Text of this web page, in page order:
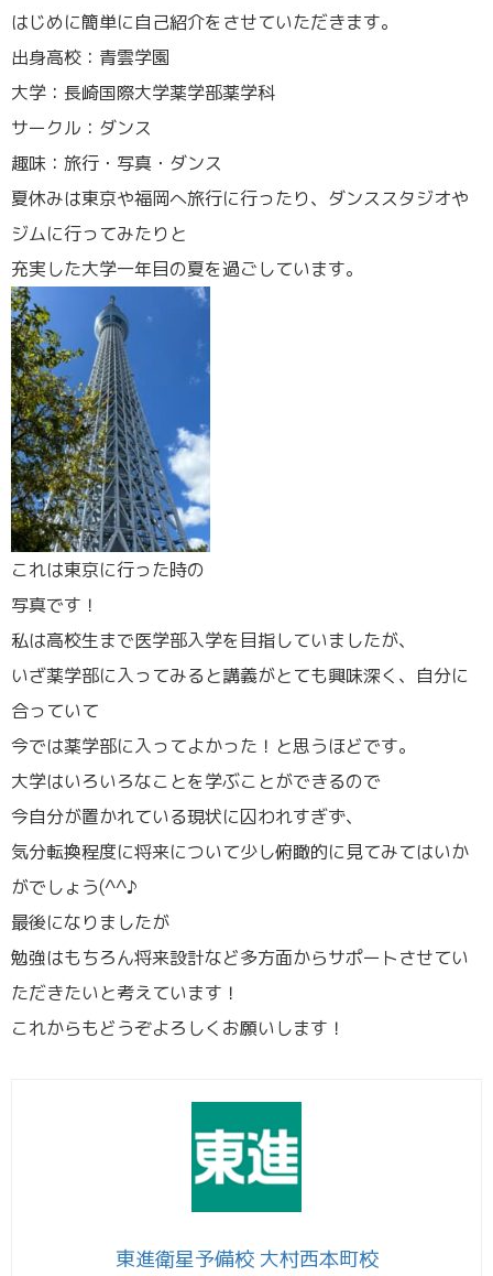
はじめに簡単に自己紹介をさせていただきます。
出身高校：青雲学園
大学：長崎国際大学薬学部薬学科
サークル：ダンス
趣味：旅行・写真・ダンス
夏休みは東京や福岡へ旅行に行ったり、ダンススタジオや
ジムに行ってみたりと
充実した大学一年目の夏を過ごしています。
これは東京に行った時の
写真です！
私は高校生まで医学部入学を目指していましたが、
いざ薬学部に入ってみると講義がとても興味深く、自分に
合っていて
今では薬学部に入ってよかった！と思うほどです。
大学はいろいろなことを学ぶことができるので
今自分が置かれている現状に囚われすぎず、
気分転換程度に将来について少し俯瞰的に見てみてはいか
がでしょう(^^♪
最後になりましたが
勉強はもちろん将来設計など多方面からサポートさせてい
ただきたいと考えています！
これからもどうぞよろしくお願いします！
東進衛星予備校 大村西本町校